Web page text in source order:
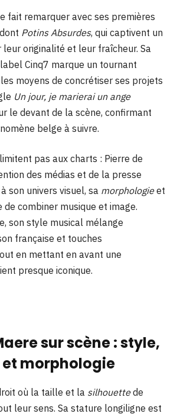
fait remarquer avec ses premières
Potins Absurdes, qui captivent un
originalité et leur fraîcheur. Sa
Cinq7 marque un tournant
moyens de concrétiser ses projets
Un jour, je marierai un ange
le devant de la scène, confirmant
belge à suivre.
pas aux charts : Pierre de
des médias et de la presse
son univers visuel, sa morphologieet
de combiner musique et image.
son style musical mélange
française et touches
en mettant en avant une
presque iconique.
sur scène : style,
morphologie
où la taille et la silhouettede
leur sens. Sa stature longiligne est